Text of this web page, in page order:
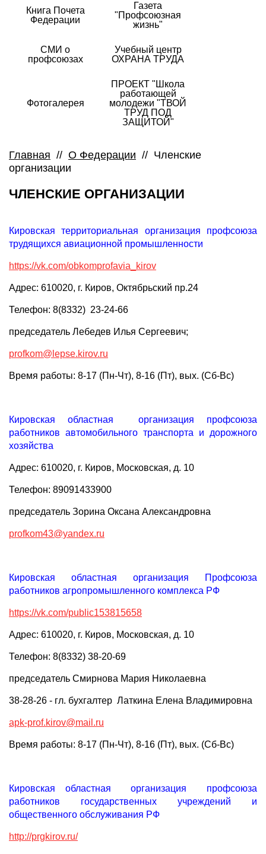
Книга Почета
Федерации
Газета
"Профсоюзная
жизнь"
СМИ о
профсоюзах
Учебный центр
ОХРАНА ТРУДА
Фотогалерея
ПРОЕКТ "Школа
работающей
молодежи "ТВОЙ
ТРУД ПОД
ЗАЩИТОЙ"
Главная // О Федерации // Членские
организации
ЧЛЕНСКИЕ ОРГАНИЗАЦИИ
Кировская территориальная организация профсоюза
трудящихся авиационной промышленности
https://vk.com/obkomprofavia_kirov
Адрес: 610020, г. Киров, Октябрьский пр.24
Телефон: 8(8332) 23-24-66
председатель Лебедев Илья Сергеевич;
profkom@lepse.kirov.ru
Время работы: 8-17 (Пн-Чт), 8-16 (Пт), вых. (Сб-Вс)
Кировская областная организация профсоюза
работников автомобильного транспорта и дорожного
хозяйства
Адрес: 610020, г. Киров, Московская, д. 10
Телефон: 89091433900
председатель Зорина Оксана Александровна
profkom43@yandex.ru
Кировская областная организация Профсоюза
работников агропромышленного комплекса РФ
https://vk.com/public153815658
Адрес: 610020, г. Киров, Московская, д. 10
Телефон: 8(8332) 38-20-69
председатель Смирнова Мария Николаевна
38-28-26 - гл. бухгалтер Латкина Елена Владимировна
apk-prof.kirov@mail.ru
Время работы: 8-17 (Пн-Чт), 8-16 (Пт), вых. (Сб-Вс)
Кировская областная организация профсоюза
работников государственных учреждений и
общественного обслуживания РФ
http://prgkirov.ru/